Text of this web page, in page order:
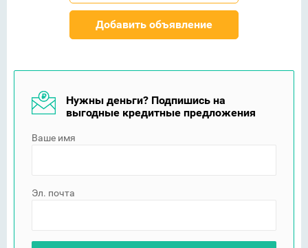
Добавить объявление
Нужны деньги? Подпишись на
выгодные кредитные предложения
Ваше имя
Эл. почта